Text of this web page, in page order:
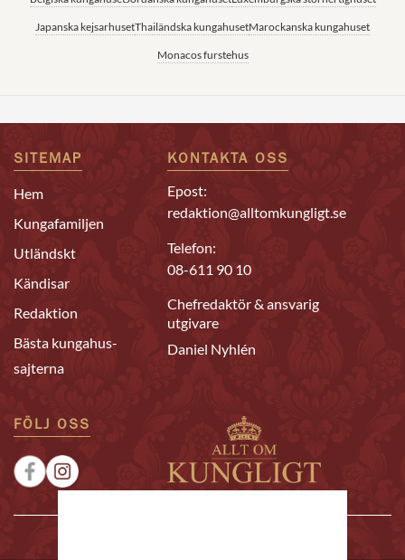
Japanska kejsarhusetThailändska kungahusetMarockanska kungahuset
Monacos furstehus
SITEMAP
Hem
Kungafamiljen
Utländskt
Kändisar
Redaktion
Bästa kungahus-
sajterna
KONTAKTA OSS
Epost:
redaktion@alltomkungligt.se
Telefon:
08-611 90 10
Chefredaktör & ansvarig
utgivare
Daniel Nyhlén
FÖLJ OSS